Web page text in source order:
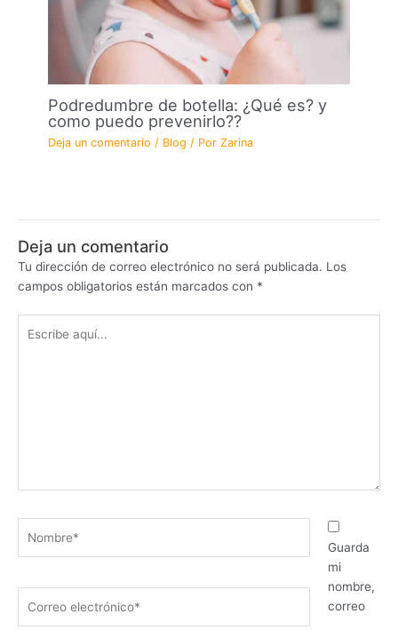
Podredumbre de botella: ¿Qué es? y
como puedo prevenirlo??
Deja un comentario / Blog / PorZarina
Deja un comentario
Tu dirección de correo electrónico no será publicada. Los
campos obligatorios están marcados con *
aquí...
electrónico*
Guarda
mi
nombre,
correo